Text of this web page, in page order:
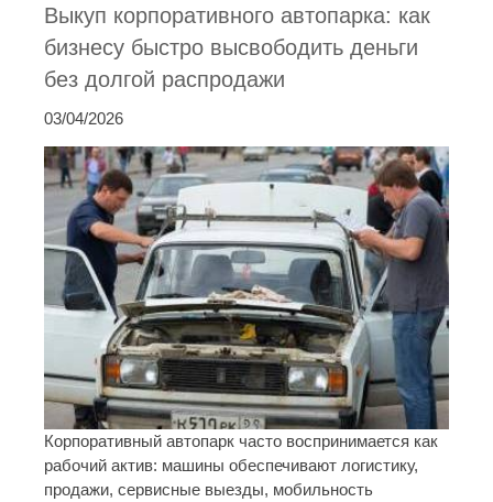
Выкуп корпоративного автопарка: как
бизнесу быстро высвободить деньги
без долгой распродажи
03/04/2026
Корпоративный автопарк часто воспринимается как
рабочий актив: машины обеспечивают логистику,
продажи, сервисные выезды, мобильность